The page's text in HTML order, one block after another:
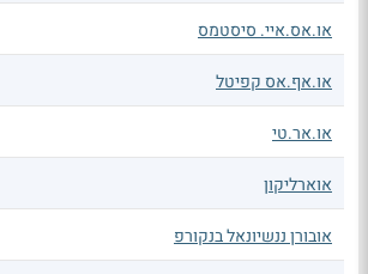
או.אס.איי. סיסטמס
או.אף.אס קפיטל
או.אר.טי
אוארליקון
אובורן ננשיונאל בנקורפ